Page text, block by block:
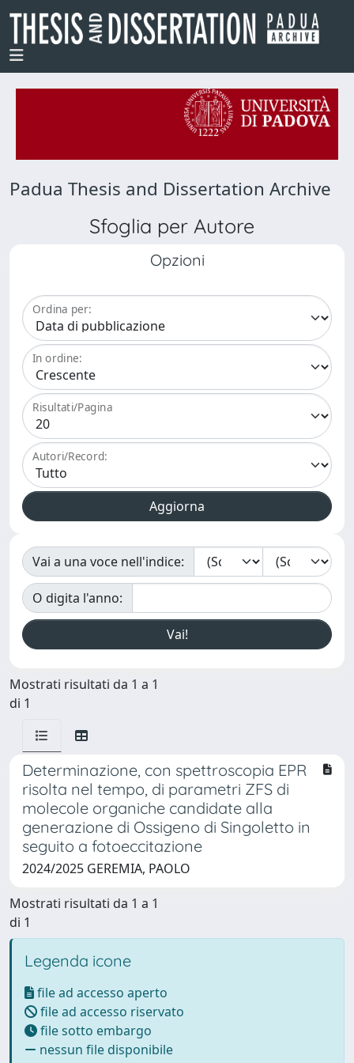
Padua Thesis and Dissertation Archive
Sfoglia per Autore
Opzioni
Ordina per:
In ordine:
Risultati/Pagina
Autori/Record:
Vai a una voce nell'indice:
O digita l'anno:
Mostrati risultati da 1 a 1
di 1
Determinazione, con spettroscopia EPR
risolta nel tempo, di parametri ZFS di
molecole organiche candidate alla
generazione di Ossigeno di Singoletto in
seguito a fotoeccitazione
2024/2025 GEREMIA, PAOLO
Mostrati risultati da 1 a 1
di 1
Legenda icone
file ad accesso aperto
file ad accesso riservato
file sotto embargo
nessun file disponibile